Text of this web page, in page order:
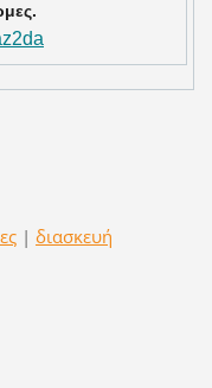
| διασκευή